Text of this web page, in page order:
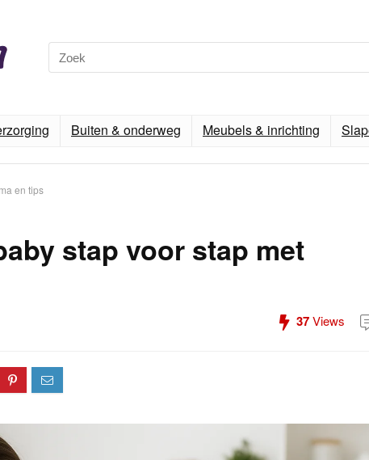
Buiten & onderweg Meubels & inrichting
en tips
stap voor stap met
37Views